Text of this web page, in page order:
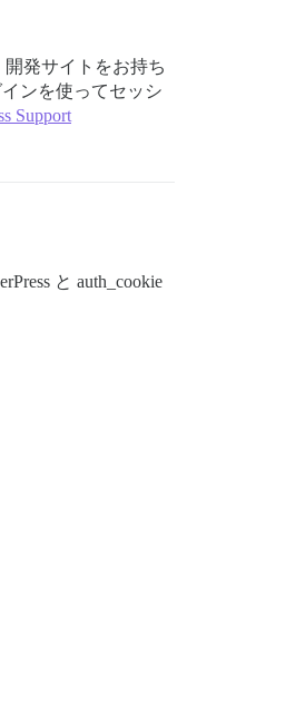
発サイトをお持ち
ンを使ってセッシ
Support
と auth_cookie